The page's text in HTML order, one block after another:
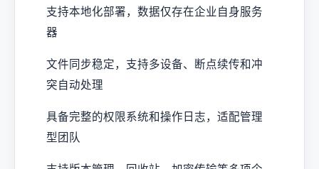
支持本地化部署，数据仅存在企业自身服务
器
文件同步稳定，支持多设备、断点续传和冲
突自动处理
具备完整的权限系统和操作日志，适配管理
型团队